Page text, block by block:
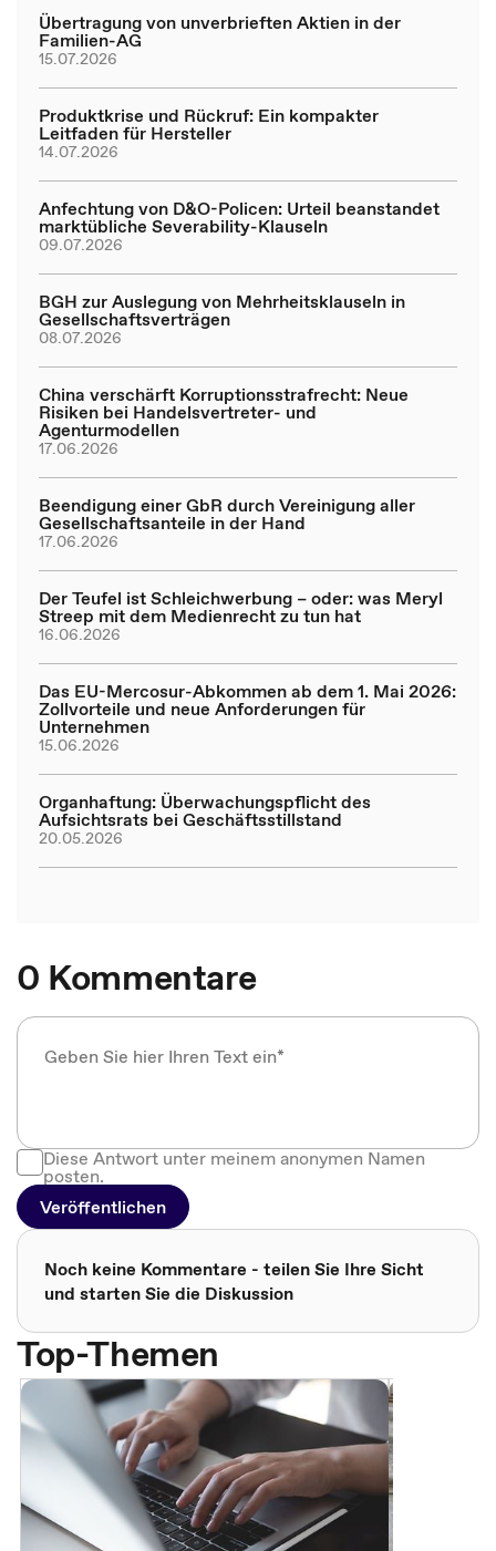
Übertragung von unverbrieften Aktien in der
Familien-AG
15.07.2026
Produktkrise und Rückruf: Ein kompakter
Leitfaden für Hersteller
14.07.2026
Anfechtung von D&O-Policen: Urteil beanstandet
marktübliche Severability-Klauseln
09.07.2026
BGH zur Auslegung von Mehrheitsklauseln in
Gesellschaftsverträgen
08.07.2026
China verschärft Korruptionsstrafrecht: Neue
Risiken bei Handelsvertreter- und
Agenturmodellen
17.06.2026
Beendigung einer GbR durch Vereinigung aller
Gesellschaftsanteile in der Hand
17.06.2026
Der Teufel ist Schleichwerbung – oder: was Meryl
Streep mit dem Medienrecht zu tun hat
16.06.2026
Das EU-Mercosur-Abkommen ab dem 1. Mai 2026:
Zollvorteile und neue Anforderungen für
Unternehmen
15.06.2026
Organhaftung: Überwachungspflicht des
Aufsichtsrats bei Geschäftsstillstand
20.05.2026
0 Kommentare
Diese Antwort unter meinem anonymen Namen
posten.
Veröffentlichen
Noch keine Kommentare - teilen Sie Ihre Sicht
und starten Sie die Diskussion
Top-Themen